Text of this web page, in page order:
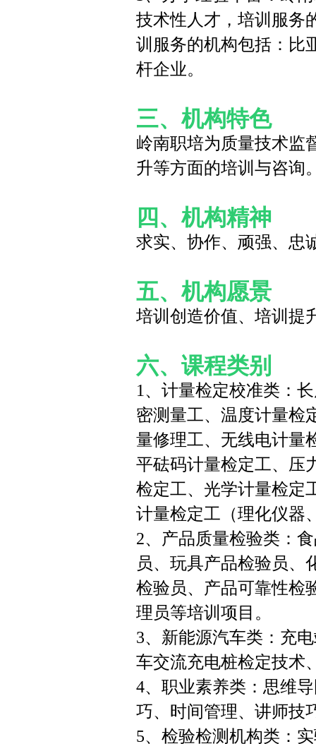
技术性人才，培训服务
训服务的机构包括：比
杆企业。
三、机构特色
岭南职培为质量技术监
升等方面的培训与咨询
四、机构精神
求实、协作、顽强、忠
五、 机构愿景
培训创造价值、培训提
六、课程类别
1、计量检定校准类：
密测量工、温度计量检
量修理工、无线电计量
平砝码计量检定工、压
检定工、光学计量检定
计量检定工（理化仪器
2、产品质量检验类：
员、玩具产品检验员、
检验员、产品可靠性检
理员等培训项目。
3、新能源汽车类：充
车交流充电桩检定技术
4、职业素养类：思维
巧、时间管理、讲师技
5、检验检测机构类：